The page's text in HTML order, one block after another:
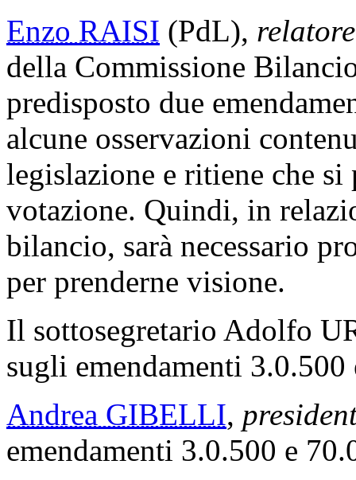
Enzo RAISI (PdL),
della Commissione
predisposto due
alcune osservazioni
legislazione e ritiene che
votazione. Quindi, in
bilancio, sarà necessario
per prenderne visione.
Il sottosegretario Adolfo
sugli emendamenti
Andrea GIBELLI,
emendamenti 3.0.500 e